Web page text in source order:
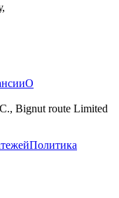
О
Bignut route Limited
Политика